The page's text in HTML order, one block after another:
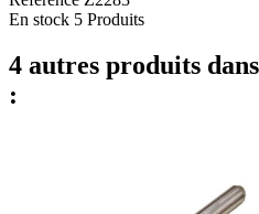
En stock 5 Produits
4 autres produits
: